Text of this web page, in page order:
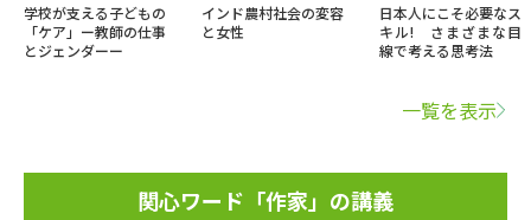
学校が支える子どもの
「ケア」ー教師の仕事
とジェンダーー
インド農村社会の変容
と女性
日本人にこそ必要なス
キル! さまざまな目
線で考える思考法
一覧を表示
関心ワード「作家」の講義